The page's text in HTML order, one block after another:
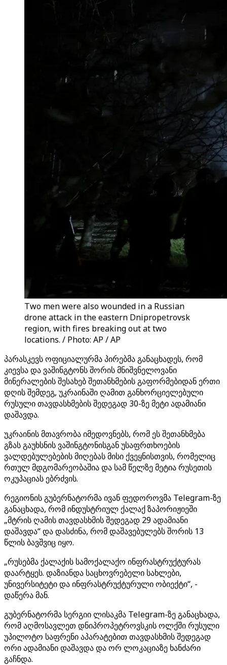
Two men were also wounded in a Russian
drone attack in the eastern Dnipropetrovsk
region, with fires breaking out at two
locations. / Photo: AP / AP
პარასკევს ოფიციალურმა პირებმა განაცხადეს, რომ
კიევსა და ვაშინგტონს შორის მნიშვნელოვანი
მინერალების შესახებ შეთანხმების გაფორმებიდან ერთი
დღის შემდეგ, უკრაინაში ღამით განხორციელებული
რუსული თავდასხმების შედეგად 30-ზე მეტი ადამიანი
დაშავდა.
უკრაინის მთავრობა იმედოვნებს, რომ ეს შეთანხმება
გზას გაუხსნის ვაშინგტონისგან უსაფრთხოების
ვალდებულებების მიღებას მისი ქვეყნისთვის, რომელიც
რთულ მდგომარეობაშია და სამ წელზე მეტია რუსეთის
ოკუპაციას ებრძვის.
რეგიონის გუბერნატორმა ივან ფედოროვმა Telegram-ზე
განაცხადა, რომ ინდუსტრიულ ქალაქ ზაპორიჟიეში
„მტრის ღამის თავდასხმის შედეგად 29 ადამიანი
დაშავდა“ და დასძინა, რომ დაშავებულებს შორის 13
წლის ბავშვიც იყო.
„რუსებმა ქალაქის სამოქალაქო ინფრასტრუქტურას
დაარტყეს. დაზიანდა საცხოვრებელი სახლები,
უნივერსიტეტი და ინფრასტრუქტურული ობიექტი“, -
დაწერა მან.
გუბერნატორმა სერგიი ლისაკმა Telegram-ზე განაცხადა,
რომ აღმოსავლეთ დნიპროპეტროვსკის ოლქში რუსული
უპილოტო საფრენი აპარატებით თავდასხმის შედეგად
ორი ადამიანი დაშავდა და ორ ლოკაციაზე ხანძარი
გაჩნდა.